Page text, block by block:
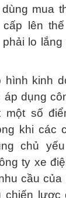
mua
lên
lo
hình kinh
áp dụng
một số
khi các
chủ
ty xe
cầu
chiến lược